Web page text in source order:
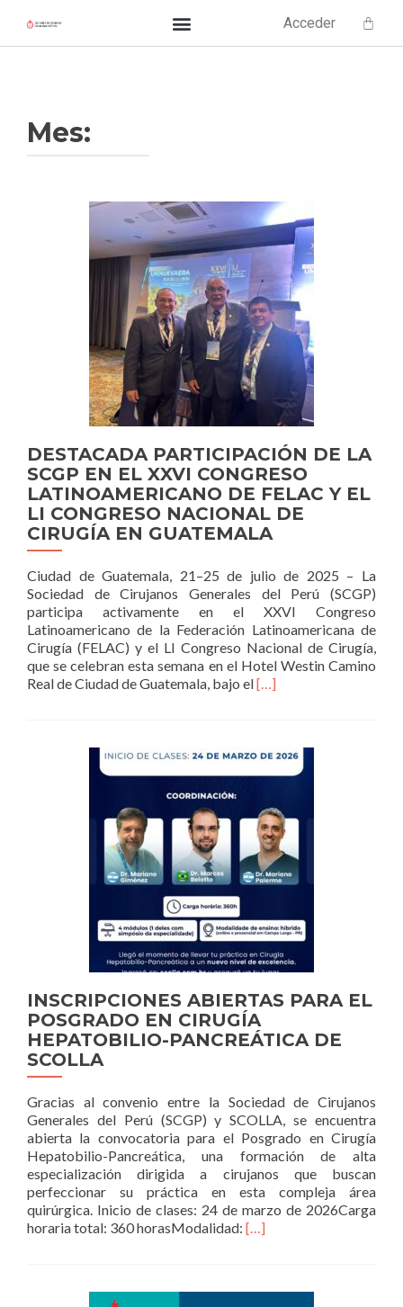
Acceder
Mes:
DESTACADA PARTICIPACIÓN DE LA
SCGP EN EL XXVI CONGRESO
LATINOAMERICANO DE FELAC Y EL
LI CONGRESO NACIONAL DE
CIRUGÍA EN GUATEMALA
Ciudad de Guatemala, 21–25 de julio de 2025 – La
Sociedad de Cirujanos Generales del Perú (SCGP)
participa activamente en el XXVI Congreso
Latinoamericano de la Federación Latinoamericana de
Cirugía (FELAC) y el LI Congreso Nacional de Cirugía,
que se celebran esta semana en el Hotel Westin Camino
Real de Ciudad de Guatemala, bajo elRead
PARTICIPACIÓN
DE
SCGP
EN
EL
XXVI
CONGRESO
DE
FELAC
Y
EL
CONGRESO
NACIONAL
DE
GUATEMALA
[…]
INSCRIPCIONES ABIERTAS PARA EL
POSGRADO EN CIRUGÍA
HEPATOBILIO-PANCREÁTICA DE
SCOLLA
Gracias al convenio entre la Sociedad de Cirujanos
Generales del Perú (SCGP) y SCOLLA, se encuentra
abierta la convocatoria para el Posgrado en Cirugía
Hepatobilio-Pancreática, una formación de alta
especialización dirigida a cirujanos que buscan
perfeccionar su práctica en esta compleja área
quirúrgica. Inicio de clases: 24 de marzo de 2026Carga
horaria total: 360 horasModalidad: Read
[…]